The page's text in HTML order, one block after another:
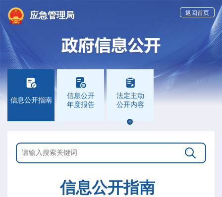
应急管理局 返回首页

信息公开指南

信息公开
年度报告

法定主动
公开内容


信息公开指南